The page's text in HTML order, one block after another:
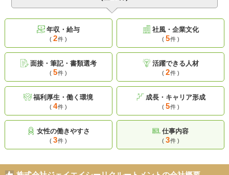
年収・給与
(2件 )
社風・企業文化
( 5件 )
面接・筆記・書類選考
(5件 )
活躍できる人材
( 2件 )
福利厚生・働く環境
(4件 )
成長・キャリア形成
( 5件 )
女性の働きやすさ
(3件 )
仕事内容
( 3件 )